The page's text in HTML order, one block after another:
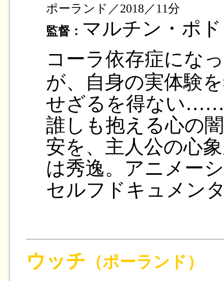
ポーランド／2018／11分
監督： マルチン・ポ
コーラ依存症にな
が、自身の実体験
せざるを得ない……
誰しも抱える心の
安を、主人公の心
は秀逸。アニメー
セルフドキュメン
ウッチ （ポーランド）